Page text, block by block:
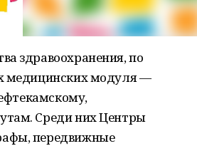
здравоохранения, по
медицинских модуля —
Среди них Центры
передвижные